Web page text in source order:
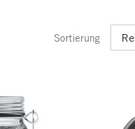
Sortierung